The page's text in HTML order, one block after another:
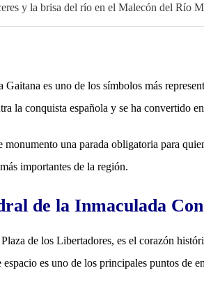
y la brisa del río en el Malecón del Río
es uno de los símbolos más
la conquista española y se ha convertido
una parada obligatoria para
importantes de la región.
de la Inmaculada
de los Libertadores, es el corazón
es uno de los principales puntos de